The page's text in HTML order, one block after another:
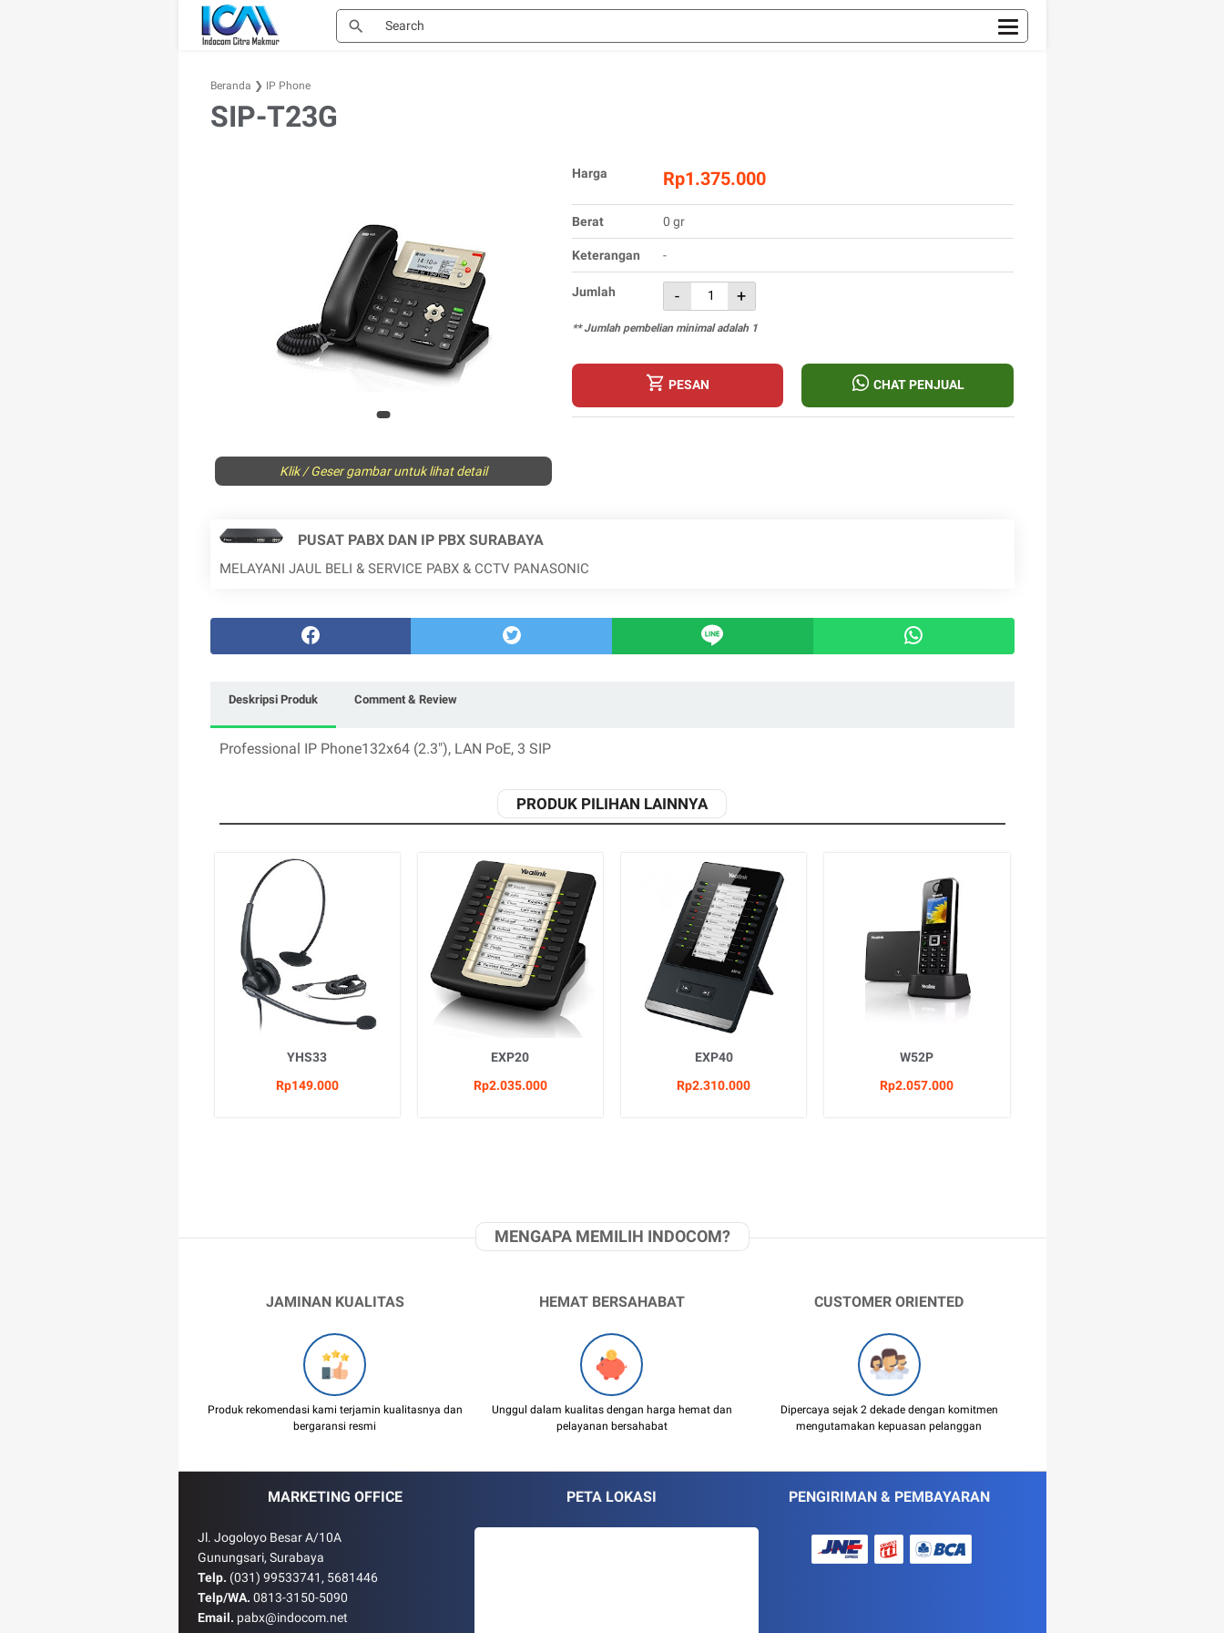
Beranda ❯ IP Phone
SIP-T23G
Klik / Geser gambar untuk lihat detail
Harga Rp1.375.000
Berat 0 gr
Keterangan -
Jumlah - +
** Jumlah pembelian minimal adalah 1
PESAN CHAT PENJUAL
PUSAT PABX DAN IP PBX SURABAYA
MELAYANI JAUL BELI & SERVICE PABX & CCTV PANASONIC
Deskripsi Produk Comment & Review
Professional IP Phone132x64 (2.3"), LAN PoE, 3 SIP
PRODUK PILIHAN LAINNYA
YHS33
Rp149.000
EXP20
Rp2.035.000
EXP40
Rp2.310.000
W52P
Rp2.057.000
MENGAPA MEMILIH INDOCOM?
JAMINAN KUALITAS
Produk rekomendasi kami terjamin kualitasnya dan
bergaransi resmi
HEMAT BERSAHABAT
Unggul dalam kualitas dengan harga hemat dan
pelayanan bersahabat
CUSTOMER ORIENTED
Dipercaya sejak 2 dekade dengan komitmen
mengutamakan kepuasan pelanggan
MARKETING OFFICE
Jl. Jogoloyo Besar A/10A
Gunungsari, Surabaya
Telp. (031) 99533741, 5681446
Telp/WA. 0813-3150-5090
Email. pabx@indocom.net
PETA LOKASI PENGIRIMAN & PEMBAYARAN